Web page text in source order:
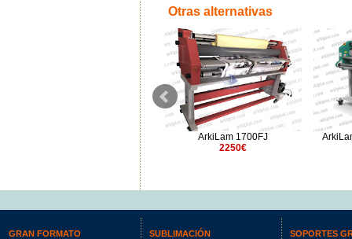
Otras alternativas
ArkiLam 1700FJ
2250€
GRAN FORMATO
SUBLIMACIÓN
SOPORTES